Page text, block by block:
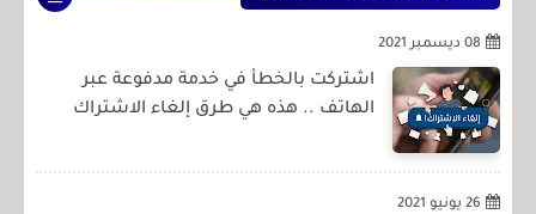
08 ديسمبر 2021
اشتركت بالخطأ في خدمة مدفوعة عبر
الهاتف .. هذه هي طرق إلغاء الاشتراك
26 يونيو 2021